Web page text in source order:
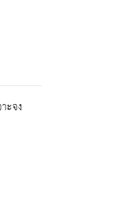
ะจง